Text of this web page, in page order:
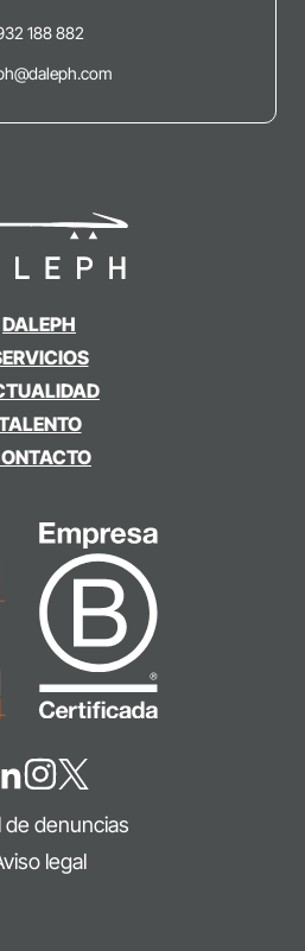
DALEPH
188 882
de denuncias
legal